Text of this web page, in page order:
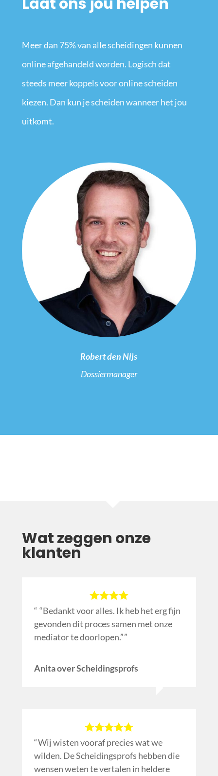
Meer dan 75% van alle scheidingen kunnen
online afgehandeld worden. Logisch dat
steeds meer koppels voor online scheiden
kiezen. Dan kun je scheiden wanneer het jou
uitkomt.
Robert den Nijs
Dossiermanager
Wat zeggen onze
klanten
“Bedankt voor alles. Ik heb het erg fijn
gevonden dit proces samen met onze
mediator te doorlopen.”
Anita over Scheidingsprofs
Wij wisten vooraf precies wat we
wilden. De Scheidingsprofs hebben die
wensen weten te vertalen in heldere